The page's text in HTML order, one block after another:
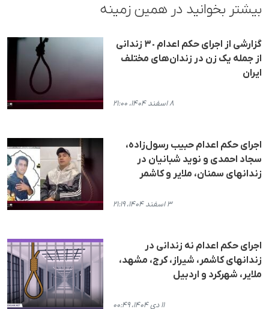
بیشتر بخوانید در همین زمینه
گزارشی از اجرای حکم اعدام ٣٠ زندانی
از جملە یک زن در زندان‌های مختلف
ایران
۸ اسفند ۱۴۰۴، ۲۱:۰۰
اجرای حکم اعدام حبیب رسول‌زاده،
سجاد احمدی و نوید شبانیان در
زندانهای سمنان، ملایر و کاشمر
۳ اسفند ۱۴۰۴، ۲۱:۱۹
اجرای حکم اعدام نە زندانی در
زندانهای کاشمر، شیراز، کرج، مشهد،
ملایر، شهرکرد و اردبیل
۱۱ دی ۱۴۰۴، ۰۰:۴۹